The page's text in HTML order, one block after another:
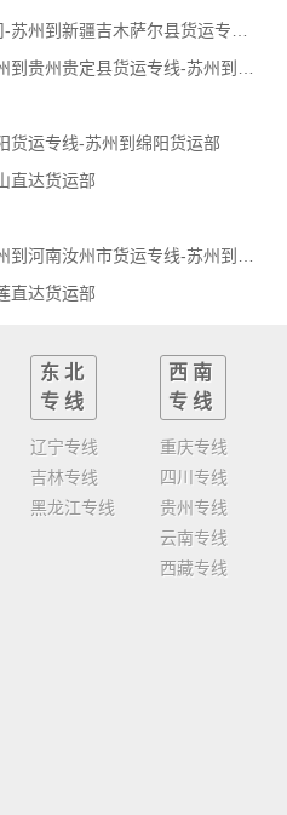
货运专线-苏州到绵阳货运部
直达货运部
直达货运部
东北
专线
辽宁专线
吉林专线
黑龙江专线
西南
专线
重庆专线
四川专线
贵州专线
云南专线
西藏专线